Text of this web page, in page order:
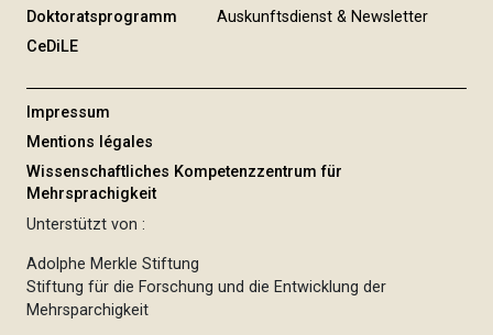
Doktoratsprogramm
CeDiLE
Auskunftsdienst & Newsletter
Impressum
Mentions légales
Wissenschaftliches Kompetenzzentrum für
Mehrsprachigkeit
Unterstützt von :
Adolphe Merkle Stiftung
Stiftung für die Forschung und die Entwicklung der
Mehrsparchigkeit